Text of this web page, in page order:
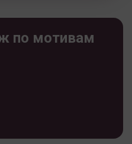
по мотивам